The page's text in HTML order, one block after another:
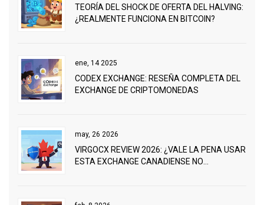
TEORÍA DEL SHOCK DE OFERTA DEL HALVING:
¿REALMENTE FUNCIONA EN BITCOIN?
ene, 14 2025
CODEX EXCHANGE: RESEÑA COMPLETA DEL
EXCHANGE DE CRIPTOMONEDAS
may, 26 2026
VIRGOCX REVIEW 2026: ¿VALE LA PENA USAR
ESTA EXCHANGE CANADIENSE NO